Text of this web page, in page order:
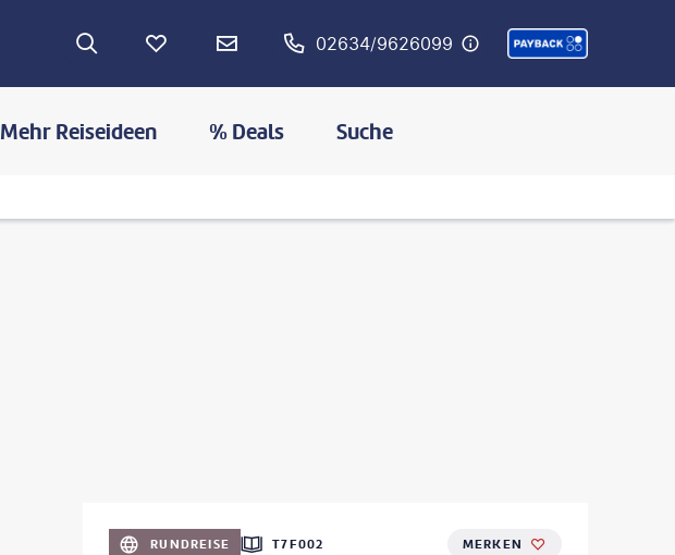
02634/9626099
Mehr Reiseideen % Deals Suche
RUNDREISE T7F002 MERKEN